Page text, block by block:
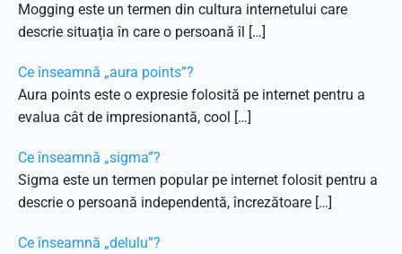
Mogging este un termen din cultura internetului care
descrie situația în care o persoană îl […]
Ce înseamnă „aura points”?
Aura points este o expresie folosită pe internet pentru a
evalua cât de impresionantă, cool […]
Ce înseamnă „sigma”?
Sigma este un termen popular pe internet folosit pentru a
descrie o persoană independentă, încrezătoare […]
Ce înseamnă „delulu”?